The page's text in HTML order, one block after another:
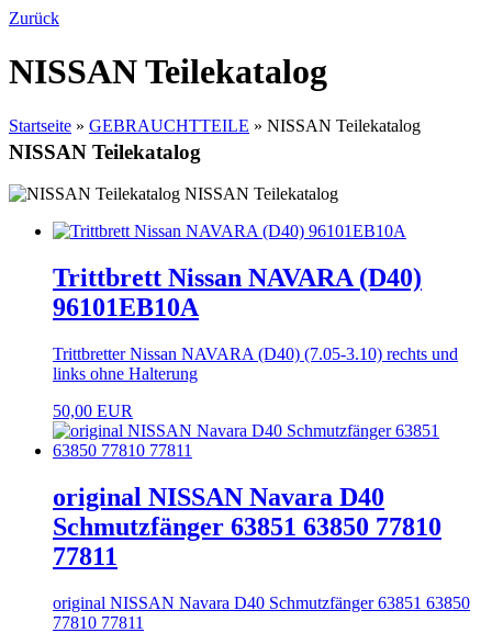
Zurück
NISSAN Teilekatalog
Startseite » GEBRAUCHTTEILE » NISSAN Teilekatalog
NISSAN Teilekatalog
NISSAN Teilekatalog
Trittbrett Nissan NAVARA (D40)
96101EB10A
Trittbretter Nissan NAVARA (D40) (7.05-3.10) rechts und
links ohne Halterung
50,00 EUR
original NISSAN Navara D40
Schmutzfänger 63851 63850 77810
77811
original NISSAN Navara D40 Schmutzfänger 63851 63850
77810 77811